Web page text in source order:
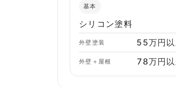
基本
シリコン塗料
外壁塗装 55万円以
外壁＋屋根 78万円以